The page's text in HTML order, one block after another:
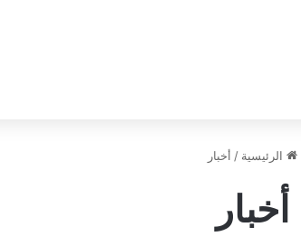
الرئيسية / أخبار
أخبار